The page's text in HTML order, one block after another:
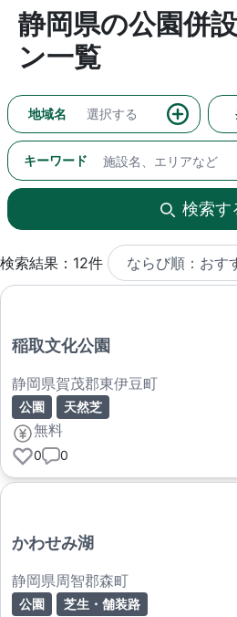
静岡県の公園併
ン一覧
地域名 選択する
キーワード
検索す
検索結果：12件
稲取文化公園
静岡県賀茂郡東伊豆町
公園 天然芝
無料
0 0
かわせみ湖
静岡県周智郡森町
公園 芝生・舗装路